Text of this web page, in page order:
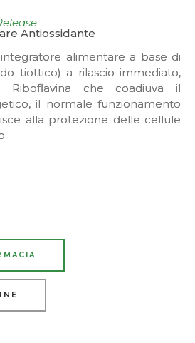
Antiossidante
alimentare a base di
tiottico) a rilascio immediato,
Riboflavina che coadiuva il
il normale funzionamento
alla protezione delle cellule